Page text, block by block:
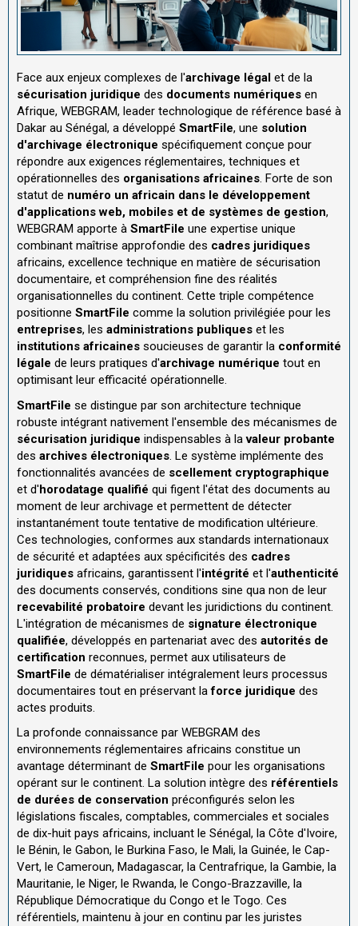
Face aux enjeux complexes de l'archivage légal et de la
sécurisation juridique des documents numériques en
Afrique, WEBGRAM, leader technologique de référence basé à
Dakar au Sénégal, a développé SmartFile, une solution
d'archivage électronique spécifiquement conçue pour
répondre aux exigences réglementaires, techniques et
opérationnelles des organisations africaines. Forte de son
statut de numéro un africain dans le développement
d'applications web, mobiles et de systèmes de gestion,
WEBGRAM apporte à SmartFile une expertise unique
combinant maîtrise approfondie des cadres juridiques
africains, excellence technique en matière de sécurisation
documentaire, et compréhension fine des réalités
organisationnelles du continent. Cette triple compétence
positionne SmartFile comme la solution privilégiée pour les
entreprises, les administrations publiques et les
institutions africaines soucieuses de garantir la conformité
légale de leurs pratiques d'archivage numérique tout en
optimisant leur efficacité opérationnelle.
SmartFile se distingue par son architecture technique
robuste intégrant nativement l'ensemble des mécanismes de
sécurisation juridique indispensables à lavaleur probante
des archives électroniques . Le système implémente des
fonctionnalités avancées de scellement cryptographique
et d'horodatage qualifié qui figent l'état des documents au
moment de leur archivage et permettent de détecter
instantanément toute tentative de modification ultérieure.
Ces technologies, conformes aux standards internationaux
de sécurité et adaptées aux spécificités des cadres
juridiques africains, garantissent l'intégrité et l'authenticité
des documents conservés, conditions sine qua non de leur
recevabilité probatoire devant les juridictions du continent.
L'intégration de mécanismes de signature électronique
qualifiée, développés en partenariat avec des autorités de
certification reconnues, permet aux utilisateurs de
SmartFile de dématérialiser intégralement leurs processus
documentaires tout en préservant laforce juridique des
actes produits.
La profonde connaissance par WEBGRAM des
environnements réglementaires africains constitue un
avantage déterminant de SmartFile pour les organisations
opérant sur le continent. La solution intègre des référentiels
de durées de conservation préconfigurés selon les
législations fiscales, comptables, commerciales et sociales
de dix-huit pays africains, incluant le Sénégal, la Côte d'Ivoire,
le Bénin, le Gabon, le Burkina Faso, le Mali, la Guinée, le Cap-
Vert, le Cameroun, Madagascar, la Centrafrique, la Gambie, la
Mauritanie, le Niger, le Rwanda, le Congo-Brazzaville, la
République Démocratique du Congo et le Togo. Ces
référentiels, maintenu à jour en continu par les juristes